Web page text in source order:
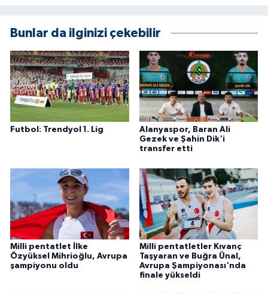
Bunlar da ilginizi çekebilir
Futbol: Trendyol 1. Lig
Alanyaspor, Baran Ali
Gezek ve Şahin Dik'i
transfer etti
Milli pentatlet İlke
Özyüksel Mihrioğlu, Avrupa
şampiyonu oldu
Milli pentatletler Kıvanç
Taşyaran ve Buğra Ünal,
Avrupa Şampiyonası'nda
finale yükseldi